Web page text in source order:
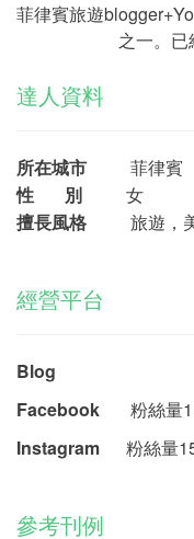
菲律賓旅遊
之一。
達人資料
所在城市 菲律賓
性 別 女
擅長風格 旅遊，
經營平台
Blog
Facebook 粉絲量
Instagram 粉絲量
參考刊例